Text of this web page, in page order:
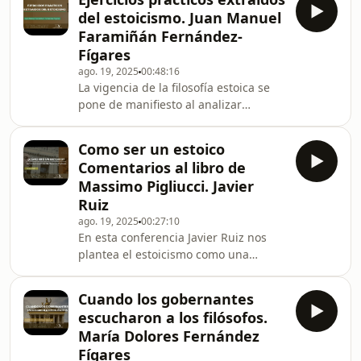
plantearon las similitudes entre los
postulados de la filosofía estoica y el
budismo, apoyándose en textos
budistas, como el Dhammapada y en
los escritos de filósofos estoicos como
Marco Aurelio, Séneca, Epicteto o
Cicerón.A lo largo de la conferencia se
fue desg
del estoicismo. Juan Manuel
Faramiñán Fernández-
Fígares
ago. 19, 2025 00:48:16
La vigencia de la filosofía estoica se
pone de manifiesto al analizar
cotidiana, convierten al aspirante a
estoico en una especie de atleta del
acontecimiento, y le permiten, al
fortalecer su carácter, afrontar la vida
con una especial altura moral y
equilibrio.
Como ser un estoico
Comentarios al libro de
Massimo Pigliucci. Javier
Ruiz
ago. 19, 2025 00:27:10
En esta conferencia Javier Ruiz nos
plantea el estoicismo como una
sentir, y por tanto, actuar.
Comenzando el estoicismo con Zenon
de Citio, aunque alcanzó su fama con
los estoicos romanos, tales como
Cuando los gobernantes
escucharon a los filósofos.
María Dolores Fernández
Fígares